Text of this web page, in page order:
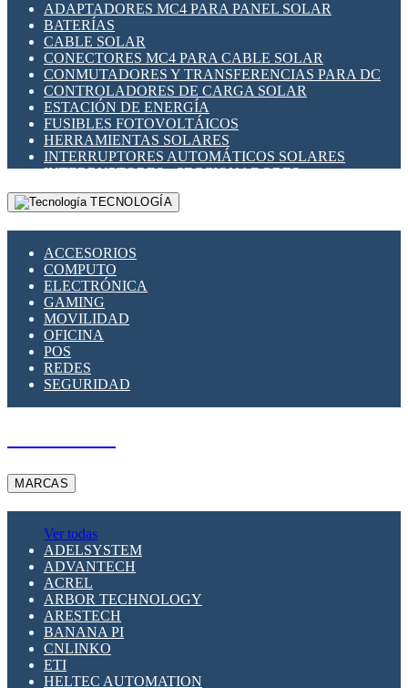
ADAPTADORES MC4 PARA PANEL SOLAR
BATERÍAS
CABLE SOLAR
CONECTORES MC4 PARA CABLE SOLAR
CONMUTADORES Y TRANSFERENCIAS PARA DC
CONTROLADORES DE CARGA SOLAR
ESTACIÓN DE ENERGÍA
FUSIBLES FOTOVOLTÁICOS
HERRAMIENTAS SOLARES
INTERRUPTORES AUTOMÁTICOS SOLARES
INTERRUPTORES - SECCIONADORES
FOTOVOLTÁICOS
MONTAJE PANEL SOLAR
SUPRESOR DE TRANSIENTES SPDS PARA
APLICACIONES FOTOVOLTAICAS
TECNOLOGÍA
ACCESORIOS
COMPUTO
ELECTRÓNICA
GAMING
MOVILIDAD
OFICINA
POS
REDES
SEGURIDAD
MARCAS
Ver todas
ADELSYSTEM
ADVANTECH
ACREL
ARBOR TECHNOLOGY
ARESTECH
BANANA PI
CNLINKO
ETI
HELTEC AUTOMATION